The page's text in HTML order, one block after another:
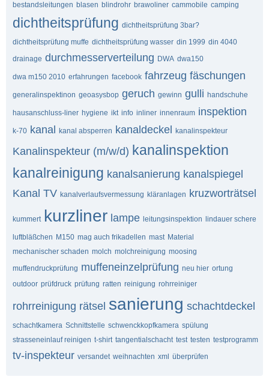
bestandsleitungen blasen blindrohr brawoliner cammobile camping
dichtheitsprüfung dichtheitsprüfung 3bar?
dichtheitsprüfung muffe dichtheitsprüfung wasser din 1999 din 4040
drainage durchmesserverteilung DWA dwa150
dwa m150 2010 erfahrungen facebook fahrzeug fäschungen
generalinspektinon geoasysbop geruch gewinn gulli handschuhe
hausanschluss-liner hygiene ikt info inliner innenraum inspektion
k-70 kanal kanal absperren kanaldeckel kanalinspekteur
Kanalinspekteur (m/w/d) kanalinspektion
kanalreinigung kanalsanierung kanalspiegel
Kanal TV kanalverlaufsvermessung kläranlagen kruzworträtsel
kummert kurzliner lampe leitungsinspektion lindauer schere
luftbläßchen M150 mag auch frikadellen mast Material
mechanischer schaden molch molchreinigung moosing
muffendruckprüfung muffeneinzelprüfung neu hier ortung
outdoor prüfdruck prüfung ratten reinigung rohrreiniger
rohrreinigung rätsel sanierung schachtdeckel
schachtkamera Schnittstelle schwenckkopfkamera spülung
strasseneinlauf reinigen t-shirt tangentialschacht test testen testprogramm
tv-inspekteur versandet weihnachten xml überprüfen